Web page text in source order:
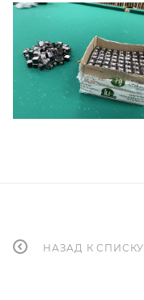
НАЗАД К СПИСКУ